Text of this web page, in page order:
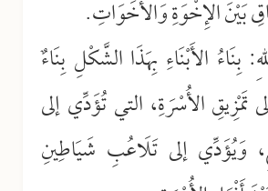
بَيْنَ الإِخْوَةِ وَالأَخَوَاتِ.
بِنَاءُ الأَبْنَاءِ بِهَذَا الشَّكْلِ بِنَاءٌ
الأُسْرَةِ، التي تُؤَدِّي إلى
وَيُؤَدِّي إلى تَلَاعُبِ شَيَاطِينِ